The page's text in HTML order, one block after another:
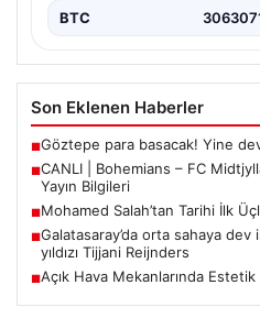
BTC
Son Eklenen Haberler
■Göztepe para basacak! Yine
■CANLI | Bohemians – FC
Yayın Bilgileri
■Mohamed Salah’tan Tarihi İlk
■Galatasaray’da orta sahaya
yıldızı Tijjani Reijnders
■Açık Hava Mekanlarında